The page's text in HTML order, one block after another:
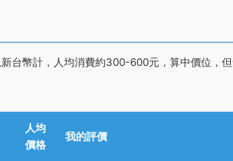
台幣計，人均消費約300-600元，算中價位，
人均
價格
我的評價